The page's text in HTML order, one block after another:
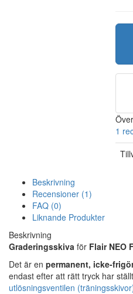
1
Beskrivning
Recensioner (1)
FAQ (0)
Liknande Produkter
Beskrivning
Graderingsskiva för Flair NEO
Det är en permanent, icke-
endast efter att rätt tryck har
utlösningsventilen